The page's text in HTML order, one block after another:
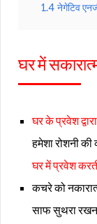
1.4 नेगेटिव
घर में
घर के प्रवेश द्वारा
हमेशा रोशनी
घर में प्रवेश
कचरे को
साफ सुथरा